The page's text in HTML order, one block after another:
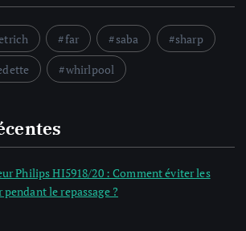
far saba
sharp
whirlpool
Philips HI5918/20 : Comment éviter les
le repassage ?